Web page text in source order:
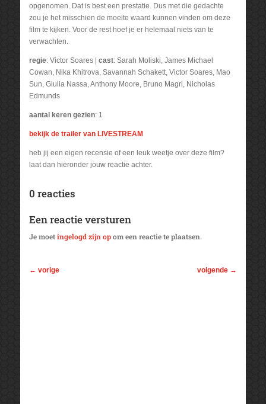
opgenomen. Dat is best een prestatie. Dus met die gedachte
zou je het misschien de moeite waard kunnen vinden om deze
film te kijken. Voor de rest hoef je er helemaal niets van te
verwachten.
regie: Victor Soares | cast: Sarah Moliski, James Michael
Cowan, Nika Khitrova, Savannah Schakett, Victor Soares, Mao
Sun, Giulia Nassa, Anthony Moore, Bruno Magri, Nicholas
Edmunds
aantal keren gezien: 1
bekijk de trailer van LIVESTREAM
heb jij een eigen recensie of een leuk weetje over deze film?
laat dan hieronder jouw reactie achter.
0 reacties
Een reactie versturen
Je moetingelogd zijn opom een reactie te plaatsen.
← vorige volgende →